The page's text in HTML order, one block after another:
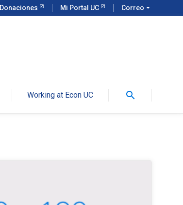
Donaciones Mi Portal UC Correo arrow_drop_down
Working at Econ UC search